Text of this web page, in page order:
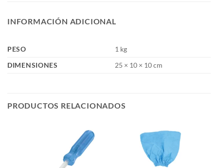
INFORMACIÓN ADICIONAL
PESO
1 kg
DIMENSIONES
25 × 10 × 10 cm
PRODUCTOS RELACIONADOS